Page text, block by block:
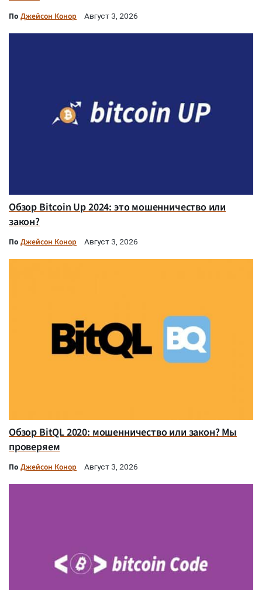
По Джейсон Конор Август 3, 2026
Обзор Bitcoin Up 2024: это мошенничество или
закон?
По Джейсон Конор Август 3, 2026
Обзор BitQL 2020: мошенничество или закон? Мы
проверяем
По Джейсон Конор Август 3, 2026